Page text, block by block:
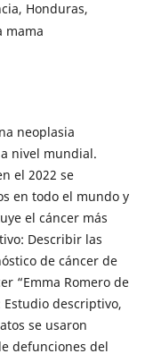
Honduras,
mama
neoplasia
nivel mundial.
el 2022 se
en todo el mundo y
el cáncer más
Describir las
de cáncer de
“Emma Romero de
Estudio descriptivo,
se usaron
defunciones del